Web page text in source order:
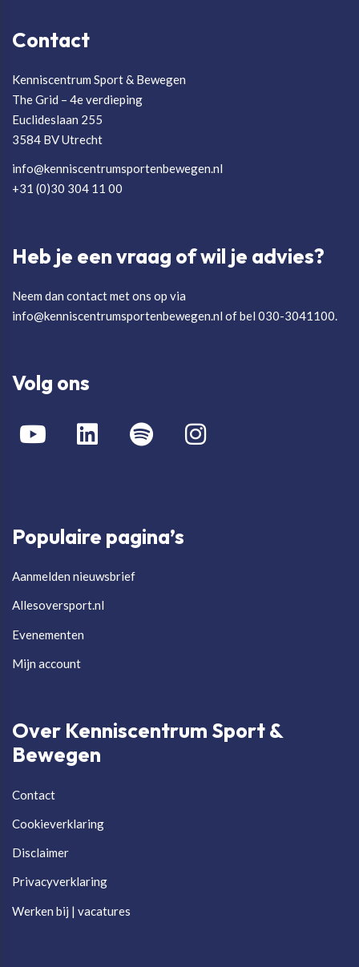
Contact
Kenniscentrum Sport & Bewegen
The Grid – 4e verdieping
Euclideslaan 255
3584 BV Utrecht
info@kenniscentrumsportenbewegen.nl
+31 (0)30 304 11 00
Heb je een vraag of wil je advies?
Neem dan contact met ons op via
info@kenniscentrumsportenbewegen.nl of bel 030-3041100.
Volg ons
Populaire pagina’s
Aanmelden nieuwsbrief
Allesoversport.nl
Evenementen
Mijn account
Over Kenniscentrum Sport &
Bewegen
Contact
Cookieverklaring
Disclaimer
Privacyverklaring
Werken bij | vacatures